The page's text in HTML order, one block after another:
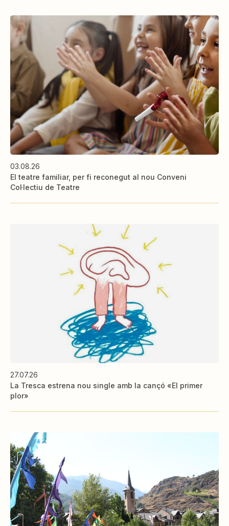
03.08.26
El teatre familiar, per fi reconegut al nou Conveni
Col·lectiu de Teatre
27.07.26
La Tresca estrena nou single amb la cançó «El primer
plor»